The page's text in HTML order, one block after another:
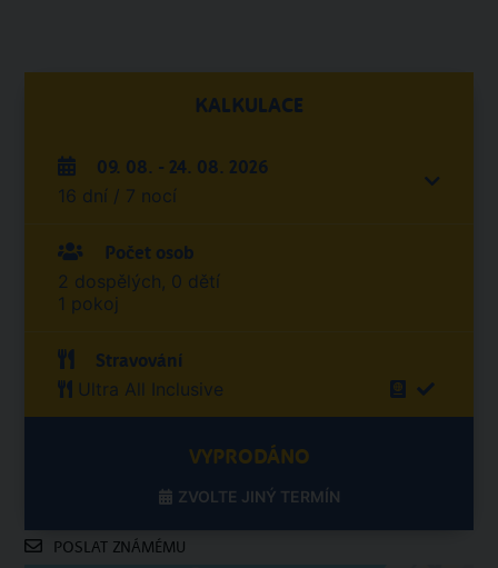
KALKULACE
09. 08. - 24. 08. 2026
16 dní / 7 nocí
Počet osob
2 dospělých, 0 dětí
1 pokoj
Stravování
Ultra All Inclusive
VYPRODÁNO
ZVOLTE JINÝ TERMÍN
POSLAT ZNÁMÉMU